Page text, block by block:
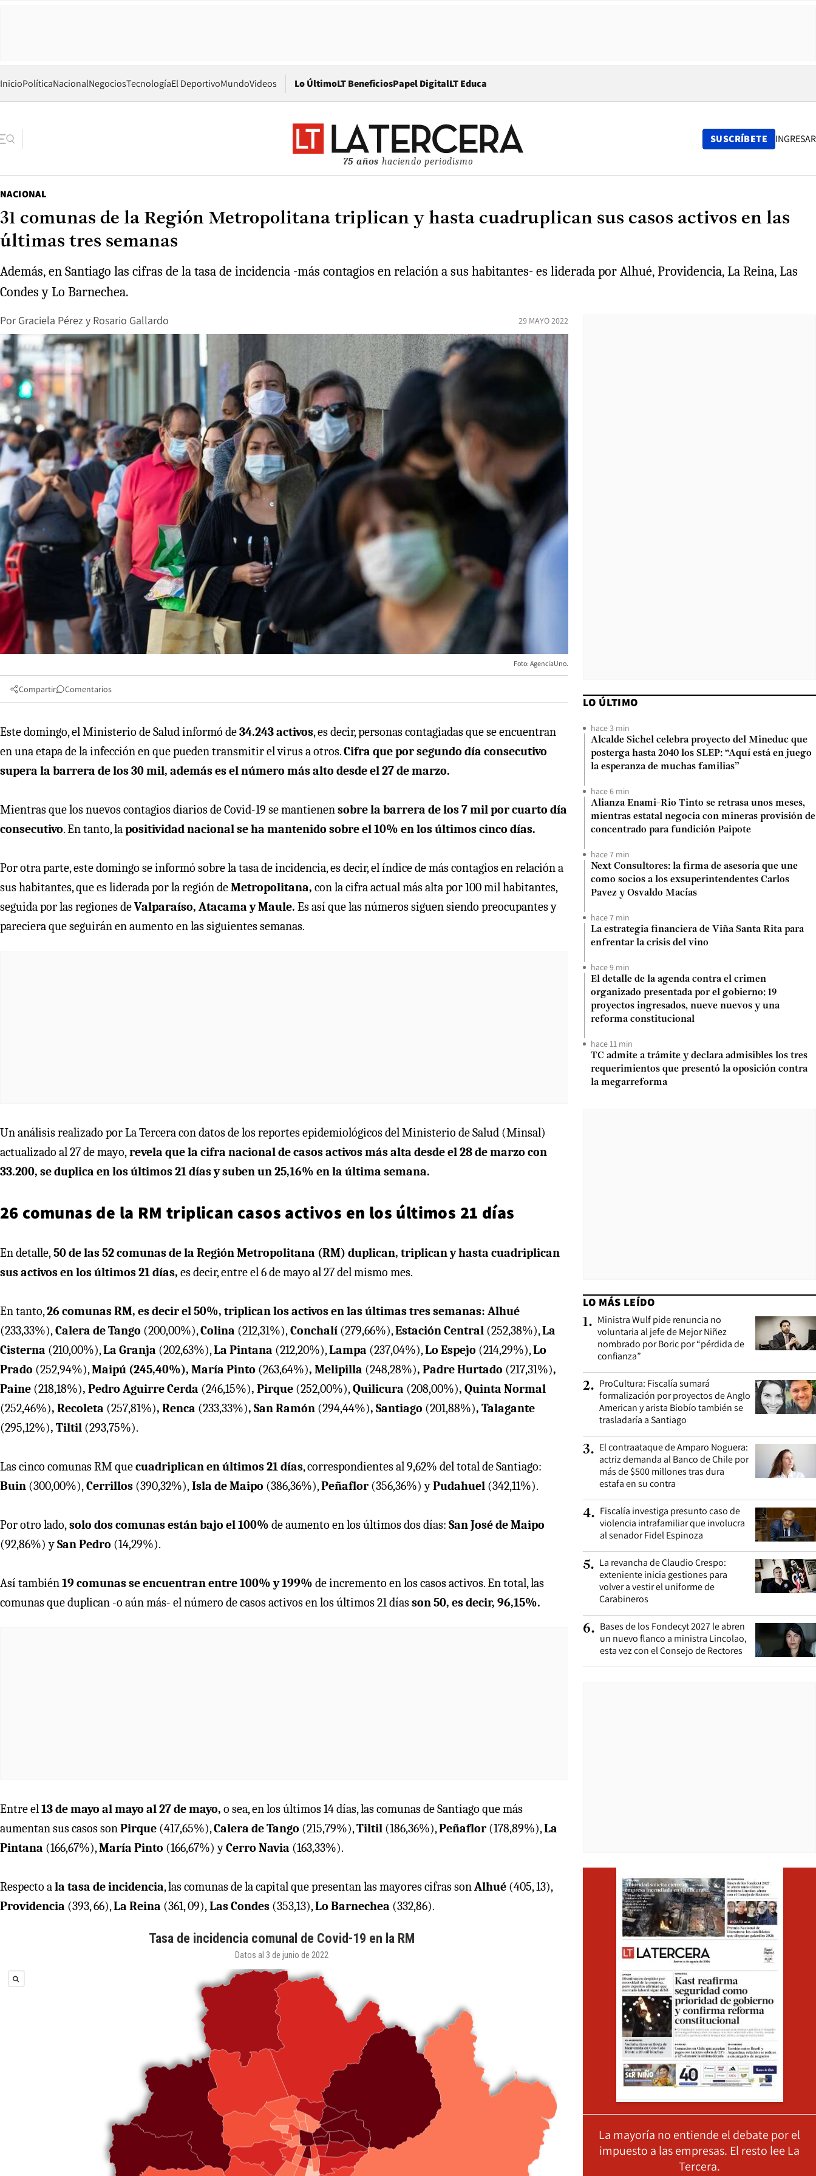
InicioPolíticaNacionalNegociosTecnologíaEl DeportivoMundoVideos Lo ÚltimoLT BeneficiosPapel DigitalOpens in new window
LT Educa
75 años haciendo periodismo
SUSCRÍBETE INGRESAR
NACIONAL
31 comunas de la Región Metropolitana triplican y hasta cuadruplican sus casos activos en las
últimas tres semanas
Además, en Santiago las cifras de la tasa de incidencia -más contagios en relación a sus habitantes- es liderada por Alhué, Providencia, La Reina, Las
Condes y Lo Barnechea.
Por Graciela Pérez y Rosario Gallardo 29 MAYO 2022
Foto: AgenciaUno.
Compartir Comentarios
Este domingo, el Ministerio de Salud informó de34.243 activos, es decir, personas contagiadas que se encuentran
en una etapa de la infección en que pueden transmitir el virus a otros.Cifra que por segundo día consecutivo
supera la barrera de los 30 mil, además es el número más alto desde el 27 de marzo.
Mientras que los nuevos contagios diarios de Covid-19 se mantienensobre la barrera de los 7 mil por cuarto día
consecutivo. En tanto, lapositividad nacional se ha mantenido sobre el 10% en los últimos cinco días.
Por otra parte, este domingo se informó sobre la tasa de incidencia, es decir, el índice de más contagios en relación a
sus habitantes, que es liderada por la región deMetropolitana, con la cifra actual más alta por 100 mil habitantes,
seguida por las regiones deValparaíso, Atacama y Maule. Es así que las números siguen siendo preocupantes y
pareciera que seguirán en aumento en las siguientes semanas.
Un análisis realizado por La Tercera con datos de los reportes epidemiológicos del Ministerio de Salud (Minsal)
actualizado al 27 de mayo,revela que la cifra nacional de casos activos más alta desde el 28 de marzo con
33.200, se duplica en los últimos 21 días y suben un 25,16% en la última semana.
26 comunas de la RM triplican casos activos en los últimos 21 días
En detalle,50 de las 52 comunas de la Región Metropolitana (RM) duplican, triplican y hasta cuadriplican
sus activos en los últimos 21 días, es decir, entre el 6 de mayo al 27 del mismo mes.
En tanto,26 comunas RM, es decir el 50%, triplican los activos en las últimas tres semanas: Alhué
(233,33%),Calera de Tango (200,00%),Colina (212,31%),Conchalí (279,66%),Estación Central (252,38%),La
Cisterna (210,00%),La Granja (202,63%),La Pintana (212,20%),Lampa (237,04%),Lo Espejo (214,29%),Lo
Prado (252,94%),Maipú (245,40%), María Pinto (263,64%), Melipilla (248,28%), Padre Hurtado (217,31%),
Paine (218,18%), Pedro Aguirre Cerda (246,15%), Pirque (252,00%),Quilicura (208,00%), Quinta Normal
(252,46%), Recoleta (257,81%), Renca (233,33%), San Ramón (294,44%), Santiago (201,88%), Talagante
(295,12%), Tiltil (293,75%).
Las cinco comunas RM quecuadriplican en últimos 21 días, correspondientes al 9,62% del total de Santiago:
Buin (300,00%),Cerrillos (390,32%),Isla de Maipo (386,36%),Peñaflor (356,36%) yPudahuel (342,11%).
Por otro lado,solo dos comunas están bajo el 100% de aumento en los últimos dos días: San José de Maipo
(92,86%) ySan Pedro (14,29%).
Así también19 comunas se encuentran entre 100% y 199% de incremento en los casos activos. En total, las
comunas que duplican -o aún más- el número de casos activos en los últimos 21 díasson 50, es decir, 96,15%.
Entre el13 de mayo al mayo al 27 de mayo, o sea, en los últimos 14 días, las comunas de Santiago que más
aumentan sus casos sonPirque (417,65%),Calera de Tango (215,79%),Tiltil (186,36%),Peñaflor (178,89%),La
Pintana (166,67%),María Pinto (166,67%) yCerro Navia (163,33%).
Respecto ala tasa de incidencia, las comunas de la capital que presentan las mayores cifras sonAlhué (405, 13),
Providencia (393, 66),La Reina (361, 09),Las Condes (353,13),Lo Barnechea (332,86).
LO ÚLTIMO
hace 3 min
Alcalde Sichel celebra proyecto del Mineduc que
posterga hasta 2040 los SLEP: “Aquí está en juego
la esperanza de muchas familias”
hace 6 min
Alianza Enami-Rio Tinto se retrasa unos meses,
mientras estatal negocia con mineras provisión de
concentrado para fundición Paipote
hace 7 min
Next Consultores: la firma de asesoría que une
como socios a los exsuperintendentes Carlos
Pavez y Osvaldo Macías
hace 7 min
La estrategia financiera de Viña Santa Rita para
enfrentar la crisis del vino
hace 9 min
El detalle de la agenda contra el crimen
organizado presentada por el gobierno: 19
proyectos ingresados, nueve nuevos y una
reforma constitucional
hace 11 min
TC admite a trámite y declara admisibles los tres
requerimientos que presentó la oposición contra
la megarreforma
LO MÁS LEÍDO
1. Ministra Wulf pide renuncia no
voluntaria al jefe de Mejor Niñez
nombrado por Boric por “pérdida de
confianza”
2. ProCultura: Fiscalía sumará
formalización por proyectos de Anglo
American y arista Biobío también se
trasladaría a Santiago
3. El contraataque de Amparo Noguera:
actriz demanda al Banco de Chile por
más de $500 millones tras dura
estafa en su contra
4. Fiscalía investiga presunto caso de
violencia intrafamiliar que involucra
al senador Fidel Espinoza
5. La revancha de Claudio Crespo:
exteniente inicia gestiones para
volver a vestir el uniforme de
Carabineros
6. Bases de los Fondecyt 2027 le abren
un nuevo flanco a ministra Lincolao,
esta vez con el Consejo de Rectores
La mayoría no entiende el debate por el
impuesto a las empresas. El resto lee La
Tercera.